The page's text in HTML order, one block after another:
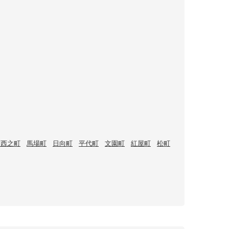
之町 馬場町 日向町 平代町 文園町 紅屋町 松町